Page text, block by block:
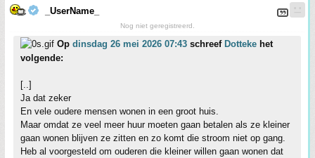
_UserName_
Nog niet geregistreerd.
Op dinsdag 26 mei 2026 07:43 schreef Dotteke het
volgende:
[..]
Ja dat zeker
En vele oudere mensen wonen in een groot huis.
Maar omdat ze veel meer huur moeten gaan betalen als ze kleiner
gaan wonen blijven ze zitten en zo komt die stroom niet op gang.
Heb al voorgesteld om ouderen die kleiner willen gaan wonen dat